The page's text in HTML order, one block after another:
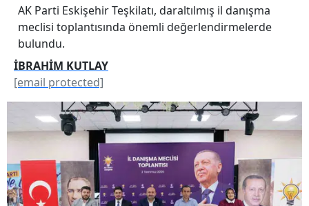
AK Parti Eskişehir Teşkilatı, daraltılmış il danışma
meclisi toplantısında önemli değerlendirmelerde
bulundu.
İBRAHİM KUTLAY
[email protected]